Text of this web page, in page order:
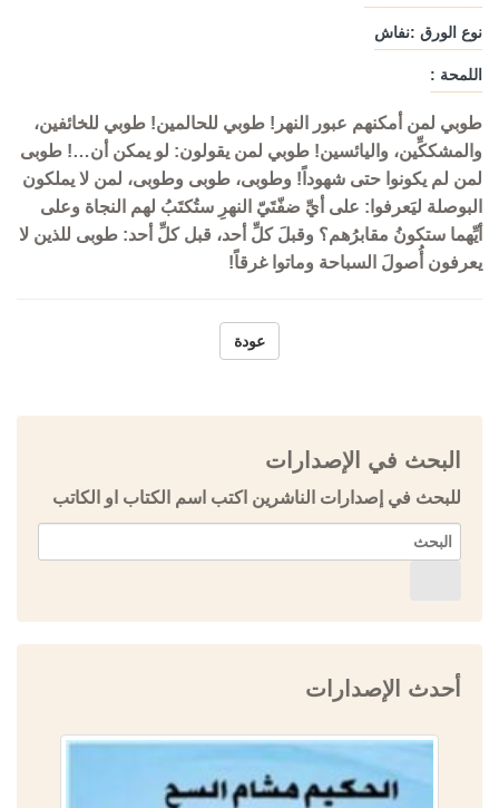
نوع الورق :نفاش
اللمحة :
طوبي لمن أمكنهم عبور النهر! طوبي للحالمين! طوبي للخائفين،
والمشككِّين، واليائسين! طوبي لمن يقولون: لو يمكن أن…! طوبى
لمن لم يكونوا حتى شهوداً! وطوبى، طوبى وطوبى، لمن لا يملكون
البوصلة ليَعرفوا: على أيِّ ضفّتَيّ النهرِ ستُكتَبُ لهم النجاة وعلى
أيِّهما ستكونُ مقابرُهم؟ وقبلَ كلِّ أحد، قبل كلِّ أحد: طوبى للذين لا
يعرفون أُصولَ السباحة وماتوا غرقاً!
عودة
البحث في الإصدارات
للبحث في إصدارات الناشرين اكتب اسم الكتاب او الكاتب
أحدث الإصدارات